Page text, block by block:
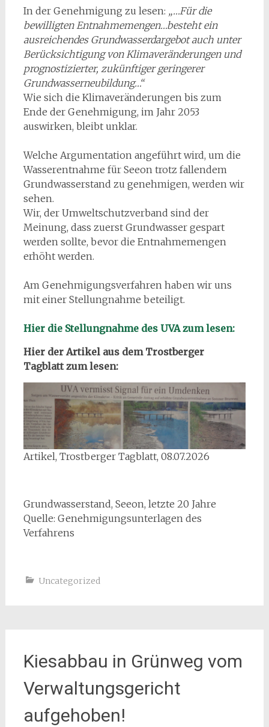
In der Genehmigung zu lesen: „…Für die
bewilligten Entnahmemengen…besteht ein
ausreichendes Grundwasserdargebot auch unter
Berücksichtigung von Klimaveränderungen und
prognostizierter, zukünftiger geringerer
Grundwasserneubildung…“
Wie sich die Klimaveränderungen bis zum
Ende der Genehmigung, im Jahr 2053
auswirken, bleibt unklar.
Welche Argumentation angeführt wird, um die
Wasserentnahme für Seeon trotz fallendem
Grundwasserstand zu genehmigen, werden wir
sehen.
Wir, der Umweltschutzverband sind der
Meinung, dass zuerst Grundwasser gespart
werden sollte, bevor die Entnahmemengen
erhöht werden.
Am Genehmigungsverfahren haben wir uns
mit einer Stellungnahme beteiligt.
Hier die Stellungnahme des UVA zum lesen:
Hier der Artikel aus dem Trostberger
Tagblatt zum lesen:
Artikel, Trostberger Tagblatt, 08.07.2026
Grundwasserstand, Seeon, letzte 20 Jahre
Quelle: Genehmigungsunterlagen des
Verfahrens
Uncategorized
Kiesabbau in Grünweg vom
Verwaltungsgericht
aufgehoben!